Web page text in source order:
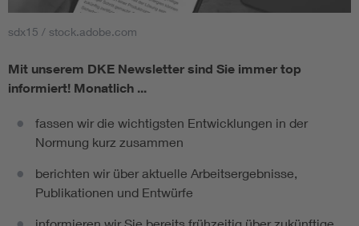
sdx15 / stock.adobe.com
Mit unserem DKE Newsletter sind Sie immer top
informiert! Monatlich ...
fassen wir die wichtigsten Entwicklungen in der
Normung kurz zusammen
berichten wir über aktuelle Arbeitsergebnisse,
Publikationen und Entwürfe